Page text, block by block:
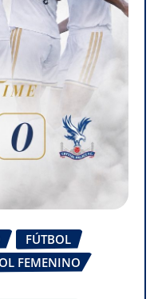
FÚTBOL
FEMENINO